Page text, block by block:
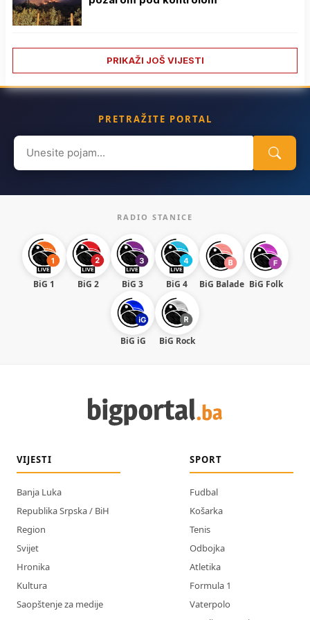
PRIKAŽI JOŠ VIJESTI
PRETRAŽITE PORTAL
Search
for:
RADIO STANICE
BiG 1 BiG 2 BiG 3 BiG 4 BiG Balade BiG Folk
BiG iG BiG Rock
VIJESTI
Banja Luka
Republika Srpska / BiH
Region
Svijet
Hronika
Kultura
Saopštenje za medije
SPORT
Fudbal
Košarka
Tenis
Odbojka
Atletika
Formula 1
Vaterpolo